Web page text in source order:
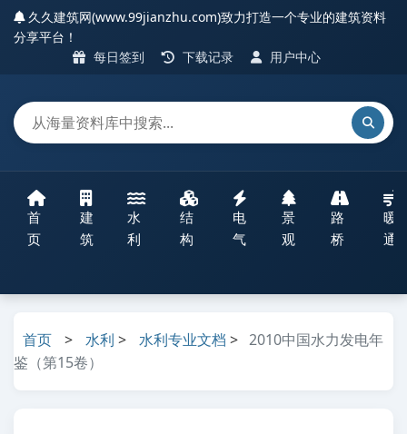
久久建筑网(www.99jianzhu.com)致力打造一个专业的建筑资料
分享平台！
每日签到
下载记录 用户中心
首
页
建
筑
水
利
结
构
电
气
景
观
路
桥
暖
通
首页 > 水利 > 水利专业文档 > 2010中国水力发电年
鉴（第15卷）